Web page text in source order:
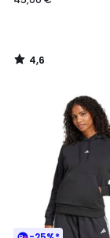
4,6
/